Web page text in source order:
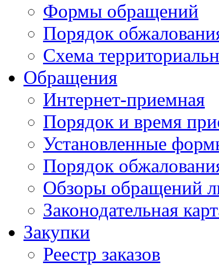
Формы обращений
Порядок
Схема
Обращения
Интернет-приемная
Порядок и время
Установленные
Порядок
Обзоры обращений
Законодательная
Закупки
Реестр заказов